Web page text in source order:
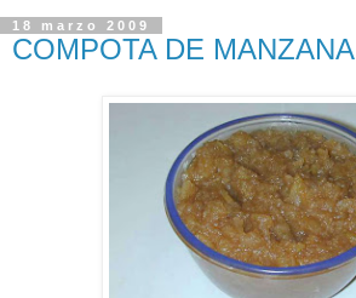
18 marzo 2009
COMPOTA DE MANZANA